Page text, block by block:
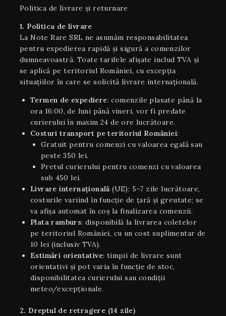
Politica de livrare și returnare
1. Politica de livrare
La Note Rare SRL ne asumăm responsabilitatea
pentru expedierea rapidă și sigură a comenzilor
dumneavoastră. Toate tarifele afișate includ TVA și
se aplică pe teritoriul României, cu excepția
situaţiilor în care se solicită livrare internaţională.
Termen de expediere: comenzile plasate până la
ora 16:00, de luni până vineri, vor fi predate
curierului în maxim 24 de ore lucrătoare.
Costuri transport pe teritoriul României:
Gratuit pentru comenzi cu valoarea egală sau
peste 350 lei.
Pretul curierului pentru comenzi cu valoarea
sub 450 lei.
Livrare internaţională (UE): 5–7 zile lucrătoare,
costurile variind în funcție de țară și greutate; se
va afișa automat în coș la finalizarea comenzii.
Plata ramburs: disponibilă la livrarea coletelor
pe teritoriul României, cu un cost suplimentar de
10 lei (inclusiv TVA).
Estimări orientative: timpii de livrare sunt
orientativi şi pot varia în funcție de stoc,
disponibilitatea curierului sau condiții
meteo/excepționale.
2. Dreptul de retragere (14 zile)